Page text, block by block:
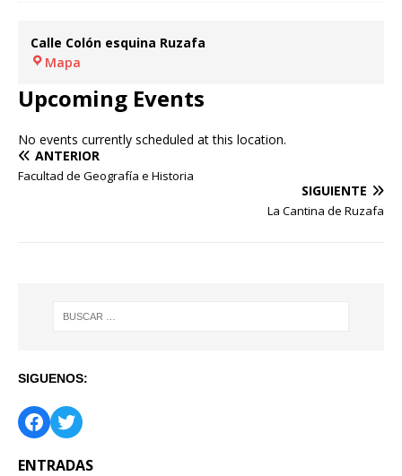
Calle Colón esquina Ruzafa
Mapa
Upcoming Events
No events currently scheduled at this location.
ANTERIOR
Facultad de Geografía e Historia
SIGUIENTE
La Cantina de Ruzafa
SIGUENOS:
ENTRADAS